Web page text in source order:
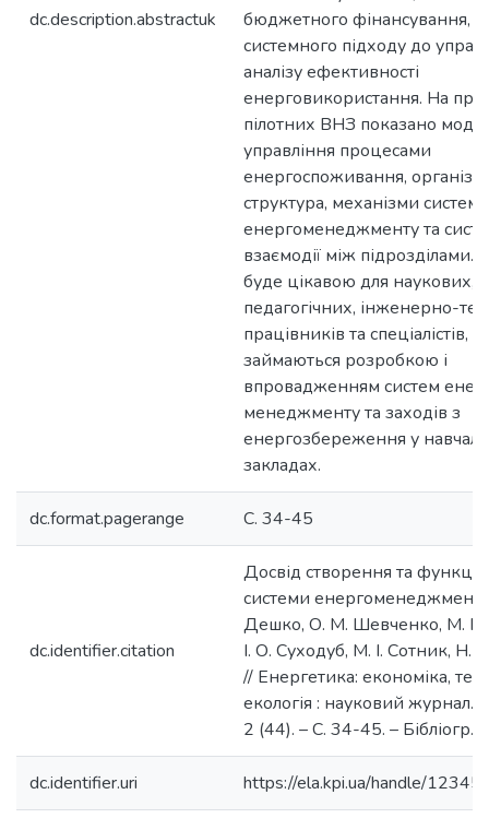
dc.description.abstractuk
бюджетного фінансування,
системного підходу до
аналізу ефективності
енерговикористання. На
пілотних ВНЗ показано
управління процесами
енергоспоживання,
структура, механізми системи
енергоменеджменту та
взаємодії між підрозділами.
буде цікавою для наукових,
педагогічних, інженерно-
працівників та спеціалістів,
займаються розробкою і
впровадженням систем
менеджменту та заходів з
енергозбереження у
закладах.
dc.format.pagerange С. 34-45
dc.identifier.citation
Досвід створення та
системи
Дешко, О. М. Шевченко, М.
І. О. Суходуб, М. І. Сотник, Н.
// Енергетика: економіка,
екологія : науковий журнал.
2 (44). – С. 34-45. – Бібліогр.:
dc.identifier.uri https://ela.kpi.ua/handle/